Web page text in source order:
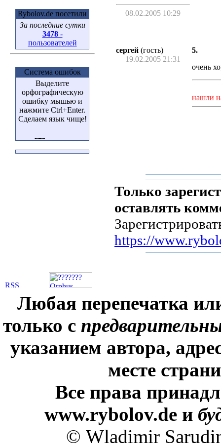
Rybolov.de посетили
За последние сутки
3478-
пользователей
Система ошибок
Выделите
орфографическую
ошибку мышью и
нажмите Ctrl+Enter.
Сделаем язык чище!
08.02.2005 10:29
сергей (гость)
19.02.2005 21:31
5.
очень
нашли
Только
оставлять
https://
Любая перепечатка
только с
указанием автора,
месте
Все права
www.rybolov.de и
© Wladimir